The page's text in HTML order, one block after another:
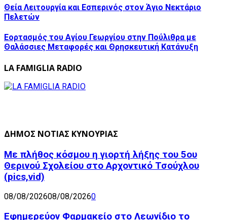
Θεία Λειτουργία και Εσπερινός στον Άγιο Νεκτάριο
Πελετών
Εορτασμός του Αγίου Γεωργίου στην Πούλιθρα με
Θαλάσσιες Μεταφορές και Θρησκευτική Κατάνυξη
LA FAMIGLIA RADIO
ΔΗΜΟΣ ΝΟΤΙΑΣ ΚΥΝΟΥΡΙΑΣ
Με πλήθος κόσμου η γιορτή λήξης του 5ου
Θερινού Σχολείου στο Αρχοντικό Τσούχλου
(pics,vid)
08/08/202608/08/20260
Εφημερεύον Φαρμακείο στο Λεωνίδιο το